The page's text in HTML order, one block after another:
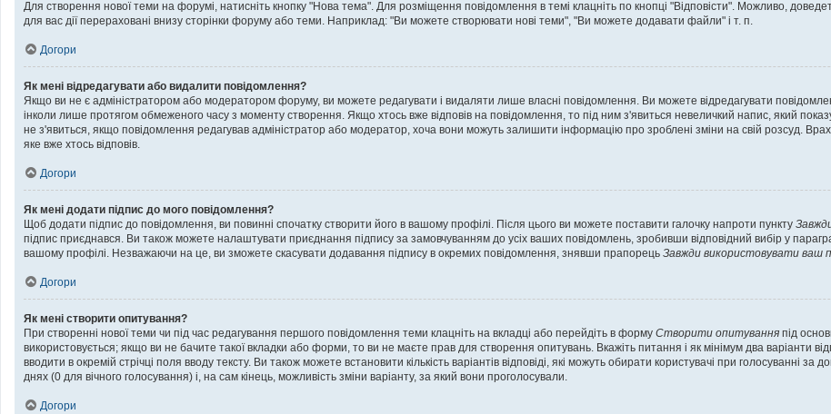
Для створення нової теми на форумі, натисніть кнопку "Нова тема". Для розміщення повідомлення в темі клацніть по кнопці "Відповісти". Можливо,
для вас дії перераховані внизу сторінки форуму або теми. Наприклад: "Ви можете створювати нові теми", "Ви можете додавати файли" і т. п.
Догори
Як мені відредагувати або видалити повідомлення?
Якщо ви не є адміністратором або модератором форуму, ви можете редагувати і видаляти лише власні повідомлення. Ви можете відредагувати
інколи лише протягом обмеженого часу з моменту створення. Якщо хтось вже відповів на повідомлення, то під ним з'явиться невеличкий напис, який
не з'явиться, якщо повідомлення редагував адміністратор або модератор, хоча вони можуть залишити інформацію про зроблені зміни на свій розсуд.
яке вже хтось відповів.
Догори
Як мені додати підпис до мого повідомлення?
Щоб додати підпис до повідомлення, ви повинні спочатку створити його в вашому профілі. Після цього ви можете поставити галочку напроти пункту
підпис приєднався. Ви також можете налаштувати приєднання підпису за замовчуванням до усіх ваших повідомлень, зробивши відповідний вибір у
вашому профілі. Незважаючи на це, ви зможете скасувати додавання підпису в окремих повідомлення, знявши прапорець Завжди використовувати ваш
Догори
Як мені створити опитування?
При створенні нової теми чи під час редагування першого повідомлення теми клацніть на вкладці або перейдіть в форму Створити опитування під
використовується; якщо ви не бачите такої вкладки або форми, то ви не маєте прав для створення опитувань. Вкажіть питання і як мінімум два варіанти
вводити в окремій стрічці поля вводу тексту. Ви також можете встановити кількість варіантів відповіді, які можуть обирати користувачі при голосуванні
днях (0 для вічного голосування) і, на сам кінець, можливість зміни варіанту, за який вони проголосували.
Догори